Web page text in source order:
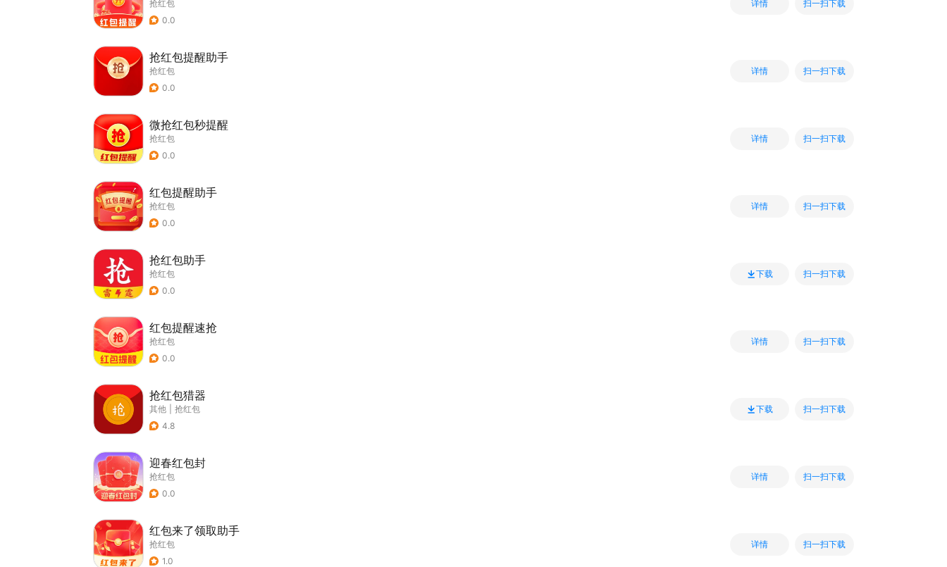
抢红包
0.0
详情 扫一扫下载
抢红包提醒助手
抢红包
0.0
详情 扫一扫下载
微抢红包秒提醒
抢红包
0.0
详情 扫一扫下载
红包提醒助手
抢红包
0.0
详情 扫一扫下载
抢红包助手
抢红包
0.0
下载 扫一扫下载
红包提醒速抢
抢红包
0.0
详情 扫一扫下载
抢红包猎器
其他
抢红包
4.8
下载 扫一扫下载
迎春红包封
抢红包
0.0
详情 扫一扫下载
红包来了领取助手
抢红包
1.0
详情 扫一扫下载